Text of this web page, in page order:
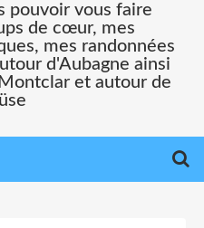
pouvoir vous faire
de cœur, mes
mes randonnées
d'Aubagne ainsi
et autour de